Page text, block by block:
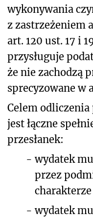
wykonywania
z zastrzeżeniem
art. 120 ust. 17 i
przysługuje
że nie zachodzą
sprecyzowane w
Celem odliczenia
jest łączne
przesłanek:
- wydatek
przez
- wydatek